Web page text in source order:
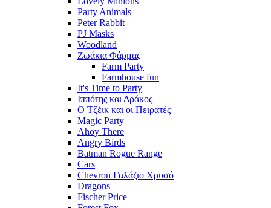
Party Animals
Peter Rabbit
PJ Masks
Woodland
Ζωάκια Φάρμας
Farm Party
Farmhouse fun
It's Time to Party
Ιππότης και Δράκος
Ο Τζέικ και οι Πειρατές
Magic Party
Ahoy There
Angry Birds
Batman Rogue Range
Cars
Chevron Γαλάζιο Χρυσό
Dragons
Fischer Price